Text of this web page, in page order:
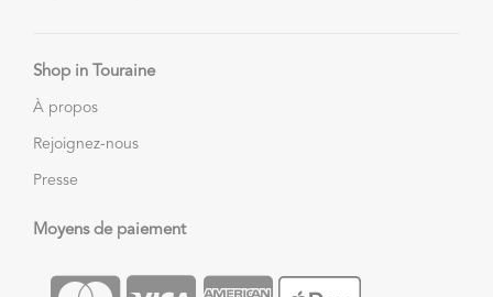
Shop in Touraine
À propos
Rejoignez-nous
Presse
Moyens de paiement